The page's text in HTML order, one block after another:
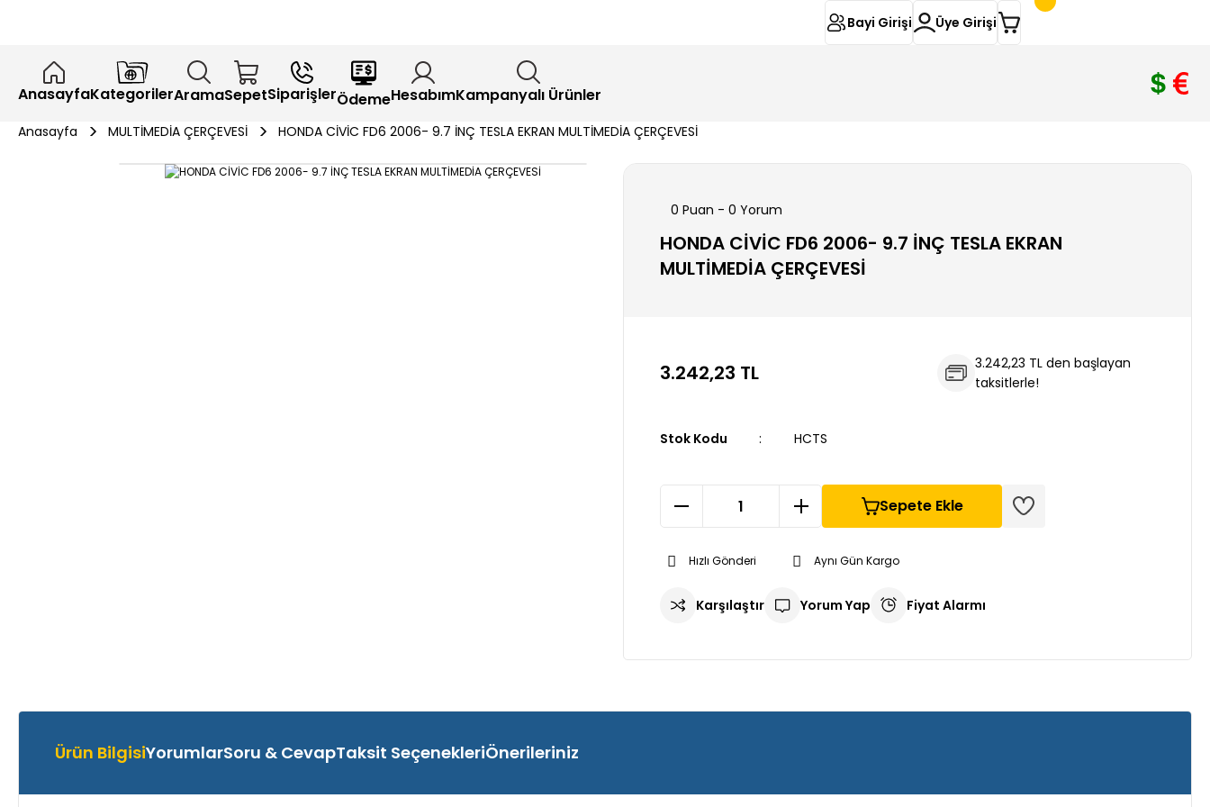
Bayi Girişi Üye Girişi
AnasayfaKategorilerAramaSepetSiparişlerÖdemeHesabımKampanyalı Ürünler
Anasayfa MULTİMEDİA ÇERÇEVESİ HONDA CİVİC FD6 2006- 9.7 İNÇ TESLA EKRAN MULTİMEDİA ÇERÇEVESİ
0 Puan - 0 Yorum
HONDA CİVİC FD6 2006- 9.7 İNÇ TESLA EKRAN
MULTİMEDİA ÇERÇEVESİ
3.242,23 TL
3.242,23 TL den başlayan
taksitlerle!
Stok Kodu HCTS
Sepete Ekle
Hızlı Gönderi Aynı Gün Kargo
Karşılaştır Yorum Yap Fiyat Alarmı
Ürün BilgisiYorumlarSoru & CevapTaksit SeçenekleriÖnerileriniz